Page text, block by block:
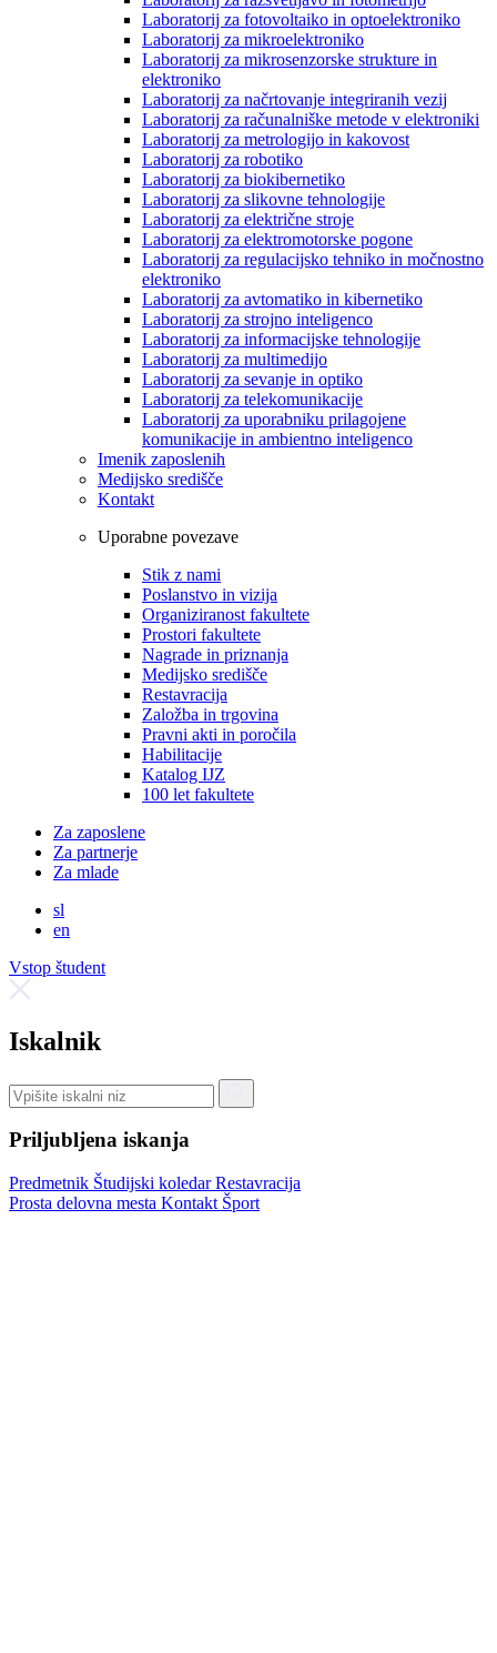
Laboratorij za fotovoltaiko in optoelektroniko
Laboratorij za mikroelektroniko
Laboratorij za mikrosenzorske strukture in
elektroniko
Laboratorij za načrtovanje integriranih vezij
Laboratorij za računalniške metode v elektroniki
Laboratorij za metrologijo in kakovost
Laboratorij za robotiko
Laboratorij za biokibernetiko
Laboratorij za slikovne tehnologije
Laboratorij za električne stroje
Laboratorij za elektromotorske pogone
Laboratorij za regulacijsko tehniko in močnostno
elektroniko
Laboratorij za avtomatiko in kibernetiko
Laboratorij za strojno inteligenco
Laboratorij za informacijske tehnologije
Laboratorij za multimedijo
Laboratorij za sevanje in optiko
Laboratorij za telekomunikacije
Laboratorij za uporabniku prilagojene
komunikacije in ambientno inteligenco
Imenik zaposlenih
Medijsko središče
Kontakt
Uporabne povezave
Stik z nami
Poslanstvo in vizija
Organiziranost fakultete
Prostori fakultete
Nagrade in priznanja
Medijsko središče
Restavracija
Založba in trgovina
Pravni akti in poročila
Habilitacije
Katalog IJZ
100 let fakultete
Za zaposlene
Za partnerje
Za mlade
sl
en
Vstop študent
Iskalnik
Priljubljena iskanja
Predmetnik Študijski koledarRestavracija
Prosta delovna mesta Kontakt Šport